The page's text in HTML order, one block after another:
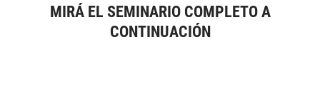
MIRÁ EL SEMINARIO COMPLETO A
CONTINUACIÓN